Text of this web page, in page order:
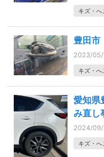
キズ・へ
豊田
2023/05/
キズ・へ
愛知県
み直し
2024/
キズ・へ